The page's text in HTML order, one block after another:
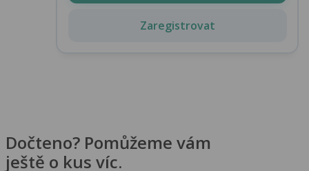
Zaregistrovat
Dočteno? Pomůžeme vám
ještě o kus víc.